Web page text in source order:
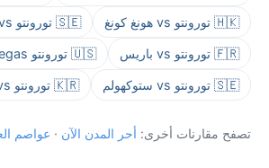
🇭🇰 تورونتو vs هونغ كونغ 🇸🇪 تورونتو vs ستوكهولم
🇫🇷 تورونتو vs باريس 🇺🇸 تورونتو vs Las Vegas
🇸🇪 تورونتو vs ستوكهولم 🇰🇷 تورونتو vs سيول
تصفح مقارنات أخرى: أحر المدن الآن · عواصم